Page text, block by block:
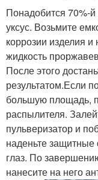
Понадобится 70%-
уксус. Возьмите
коррозии изделия и
жидкость
После этого
результатом.Если
большую площадь,
распылителя.
пульверизатор и
наденьте защитные
глаз. По
нанесите на него